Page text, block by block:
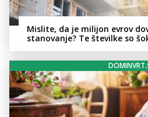
Mislite, da je milijon evrov
stanovanje? Te številke so